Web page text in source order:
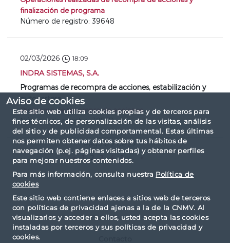
Aviso de cookies
Este sitio web utiliza cookies propias y de terceros para
fines técnicos, de personalización de las visitas, análisis
del sitio y de publicidad comportamental. Estas últimas
nos permiten obtener datos sobre tus hábitos de
navegación (p.ej. páginas visitadas) y obtener perfiles
para mejorar nuestros contenidos.
Para más información, consulta nuestra Política de
cookies
Este sitio web contiene enlaces a sitios web de terceros
con políticas de privacidad ajenas a la de la CNMV. Al
visualizarlos y acceder a ellos, usted acepta las cookies
instaladas por terceros y sus políticas de privacidad y
cookies.
finalización de programa
Número de registro: 39648
02/03/2026 18:09
INDRA SISTEMAS, S.A.
Programas de recompra de acciones, estabilización y
autocartera
Programa de recompra de acciones
Número de registro: 39537
Página 2 de 27
« 1 3 4 5 ... »